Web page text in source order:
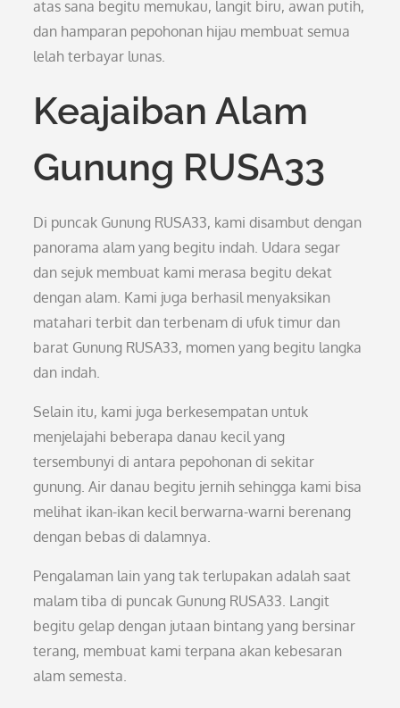
atas sana begitu memukau, langit biru, awan putih,
dan hamparan pepohonan hijau membuat semua
lelah terbayar lunas.
Keajaiban Alam
Gunung RUSA33
Di puncak Gunung RUSA33, kami disambut dengan
panorama alam yang begitu indah. Udara segar
dan sejuk membuat kami merasa begitu dekat
dengan alam. Kami juga berhasil menyaksikan
matahari terbit dan terbenam di ufuk timur dan
barat Gunung RUSA33, momen yang begitu langka
dan indah.
Selain itu, kami juga berkesempatan untuk
menjelajahi beberapa danau kecil yang
tersembunyi di antara pepohonan di sekitar
gunung. Air danau begitu jernih sehingga kami bisa
melihat ikan-ikan kecil berwarna-warni berenang
dengan bebas di dalamnya.
Pengalaman lain yang tak terlupakan adalah saat
malam tiba di puncak Gunung RUSA33. Langit
begitu gelap dengan jutaan bintang yang bersinar
terang, membuat kami terpana akan kebesaran
alam semesta.